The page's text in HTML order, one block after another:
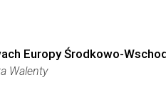
Europy Środkowo-
Walenty